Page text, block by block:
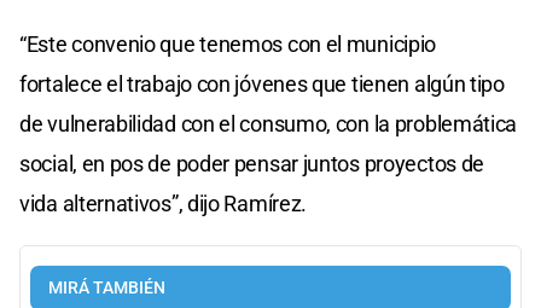
“Este convenio que tenemos con el municipio
fortalece el trabajo con jóvenes que tienen algún tipo
de vulnerabilidad con el consumo, con la problemática
social, en pos de poder pensar juntos proyectos de
vida alternativos”, dijo Ramírez.
MIRÁ TAMBIÉN